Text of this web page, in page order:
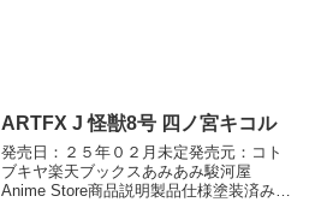
ARTFX J 怪獣8号 四ノ宮キコル
発売日：２５年０２月未定発売元：コト
ブキヤ楽天ブックスあみあみ駿河屋
Anime Store商品説明製品仕様塗装済み完